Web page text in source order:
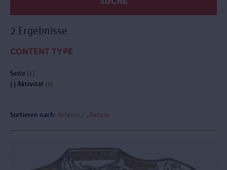
2 Ergebnisse
CONTENT TYPE
Seite (1)
(-) Aktivität (2)
Sortieren nach: Relevanz Datum